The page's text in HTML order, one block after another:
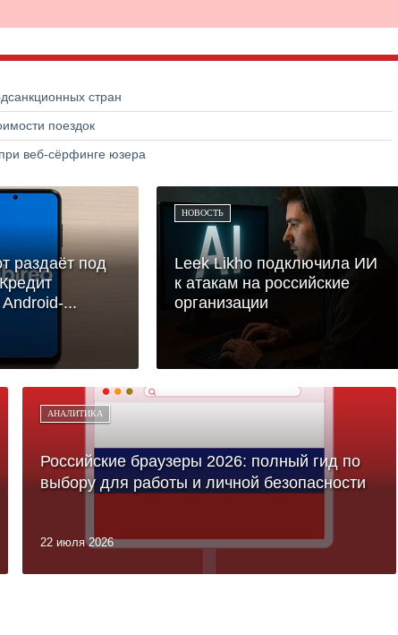
стран
поездок
веб-сёрфинге юзера
раздаёт под
Android-...
НОВОСТЬ
Leek Likho подключила ИИ
к атакам на российские
организации
АНАЛИТИКА
Российские браузеры 2026: полный гид по
выбору для работы и личной безопасности
22 июля 2026